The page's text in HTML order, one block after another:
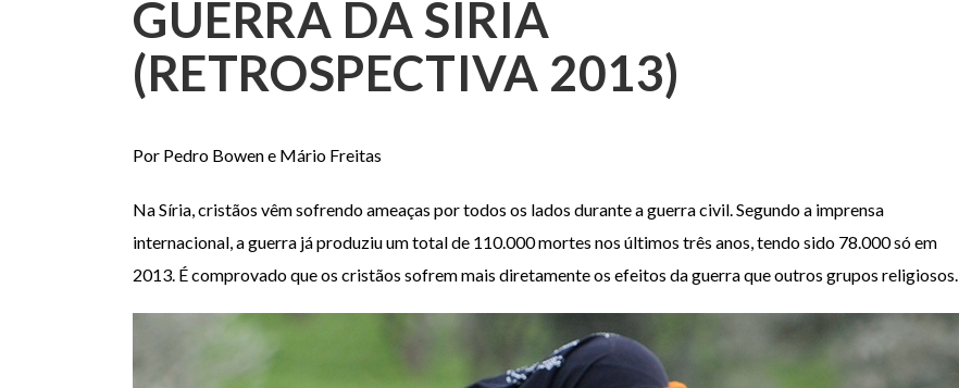
GUERRA DA SÍRIA
(RETROSPECTIVA 2013)
Por Pedro Bowen e Mário Freitas
Na Síria, cristãos vêm sofrendo ameaças por todos os lados durante a guerra civil. Segundo a imprensa
internacional, a guerra já produziu um total de 110.000 mortes nos últimos três anos, tendo sido 78.000 só em
2013. É comprovado que os cristãos sofrem mais diretamente os efeitos da guerra que outros grupos religiosos.